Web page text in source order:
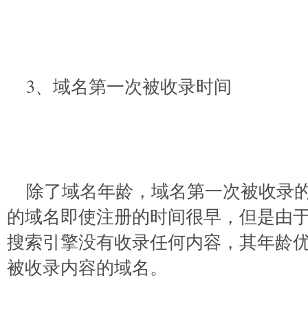
3、域名第一次被收录时间
除了域名年龄，域名第一次被收录
的域名即使注册的时间很早，但是由
搜索引擎没有收录任何内容，其年龄
被收录内容的域名。